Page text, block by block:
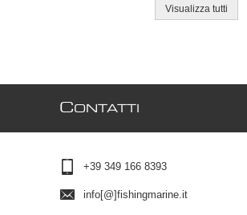
Visualizza tutti
CONTATTI
+39 349 166 8393
info[@]fishingmarine.it